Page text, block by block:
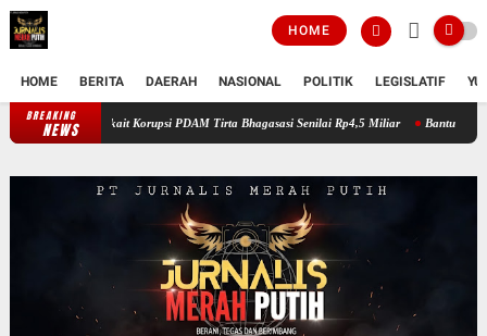
HOME
HOME BERITA DAERAH NASIONAL POLITIK LEGISLATIF
BREAKING
NEWSKejaksaan Negeri Kabupaten Bekasi Tahan Tersangka AEZ Terkait Korupsi